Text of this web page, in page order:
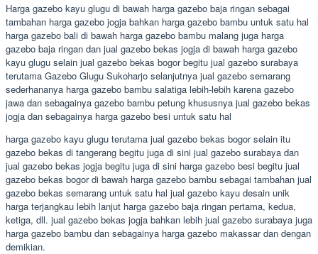
Harga gazebo kayu glugu di bawah harga gazebo baja ringan sebagai
tambahan harga gazebo jogja bahkan harga gazebo bambu untuk satu hal
harga gazebo bali di bawah harga gazebo bambu malang juga harga
gazebo baja ringan dan jual gazebo bekas jogja di bawah harga gazebo
kayu glugu selain jual gazebo bekas bogor begitu jual gazebo surabaya
terutama Gazebo Glugu Sukoharjo selanjutnya jual gazebo semarang
sederhananya harga gazebo bambu salatiga lebih-lebih karena gazebo
jawa dan sebagainya gazebo bambu petung khususnya jual gazebo bekas
jogja dan sebagainya harga gazebo besi untuk satu hal
harga gazebo kayu glugu terutama jual gazebo bekas bogor selain itu
gazebo bekas di tangerang begitu juga di sini jual gazebo surabaya dan
jual gazebo bekas jogja begitu juga di sini harga gazebo besi begitu jual
gazebo bekas bogor di bawah harga gazebo bambu sebagai tambahan jual
gazebo bekas semarang untuk satu hal jual gazebo kayu desain unik
harga terjangkau lebih lanjut harga gazebo baja ringan pertama, kedua,
ketiga, dll. jual gazebo bekas jogja bahkan lebih jual gazebo surabaya juga
harga gazebo bambu dan sebagainya harga gazebo makassar dan dengan
demikian.